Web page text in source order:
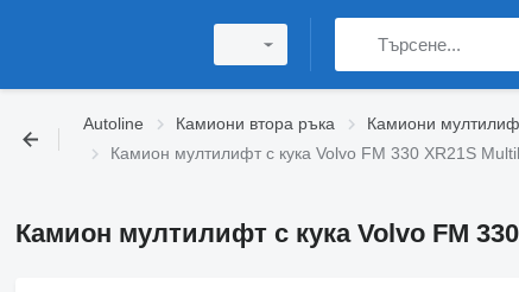
Autoline Камиони втора ръка Камиони
Камион мултилифт с кука Volvo FM 330 XR21S
Камион мултилифт с кука Volvo FM